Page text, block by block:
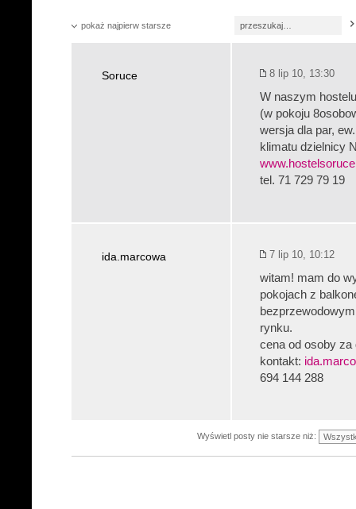
pokaż najpierw starsze
Soruce 8 lip 10, 13:30
W naszym
(w pokoju
wersja dla par,
klimatu dzielnicy
tel. 71 729 79 19
ida.marcowa 7 lip 10, 10:12
witam! mam do
pokojach z
rynku.
cena od osoby za
kontakt:
694 144 288
Wyświetl posty nie starsze niż: